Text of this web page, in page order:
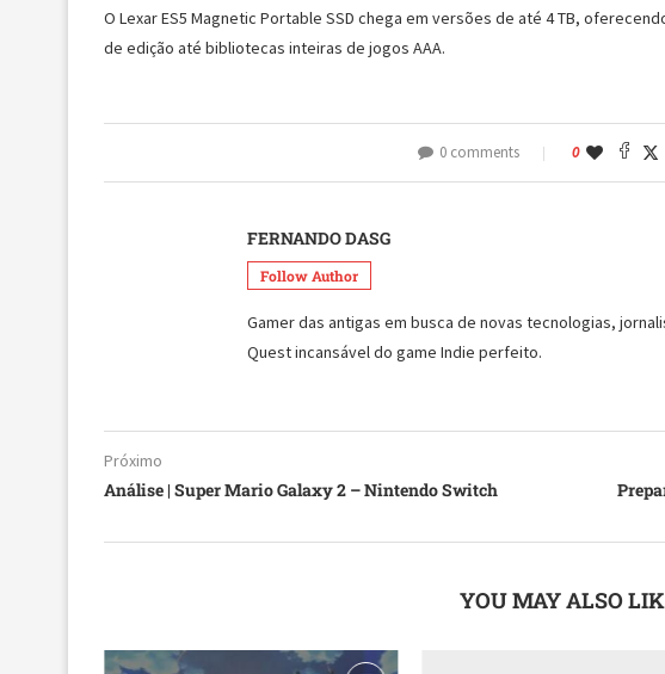
O Lexar ES5 Magnetic Portable SSD chega em versões de até 4 TB,
de edição até bibliotecas inteiras de jogos AAA.
0 comments 0
FERNANDO DASG
Follow Author
Gamer das antigas em busca de novas tecnologias,
Quest incansável do game Indie perfeito.
Próximo
Análise | Super Mario Galaxy 2 – Nintendo Switch
YOU MAY ALSO